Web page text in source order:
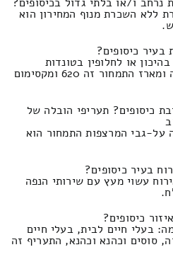
ללא השכרת מנוף המחירון הוא
כיסופים?
או לחלופין בטונדות
שהחליקו, בסינתזה של הטענה ומארז התמחור זה 620 ומקסימום
כיסופים? תעריפי הובלה של
על-גבי המרצפות התמחור הוא
בעיר כיסופים?
עשוי מעץ עם שירותי הנפה
כיסופים?
בעלי חיים לבית, בעלי חיים
סוסים וכהנא וכהנא, התעריף זה